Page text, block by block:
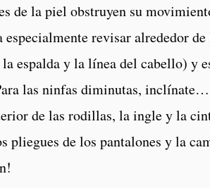
de la piel obstruyen su
revisar alrededor
la espalda y la línea del cabello) y
las ninfas diminutas,
de las rodillas, la ingle y la
de los pantalones y la